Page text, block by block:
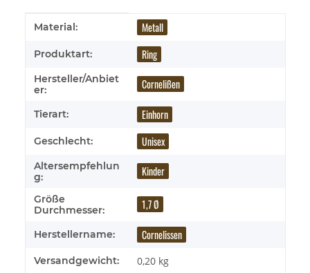
Produkteigenschaft
Wert
Material: Metall
Produktart: Ring
Hersteller/Anbiet
er:
Cornelißen
Tierart: Einhorn
Geschlecht: Unisex
Altersempfehlun
g:
Kinder
Größe
Durchmesser:
1,7 Ø
Herstellername: Cornelissen
Versandgewicht: 0,20 kg